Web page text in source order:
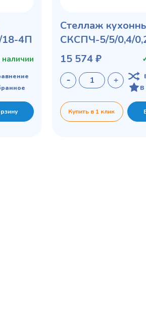
4П
Стеллаж
СКСПЧ-5/5/0,4/
15 574 ₽
В
Купить в 1 клик